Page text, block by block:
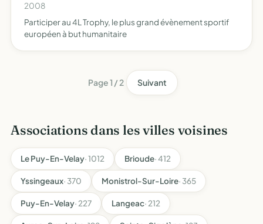
2008
Participer au 4L Trophy, le plus grand évènement sportif
européen à but humanitaire
Page 1 / 2 Suivant
Associations dans les villes voisines
Le Puy-En-Velay· 1012 Brioude· 412
Yssingeaux· 370 Monistrol-Sur-Loire· 365
Puy-En-Velay· 227 Langeac· 212